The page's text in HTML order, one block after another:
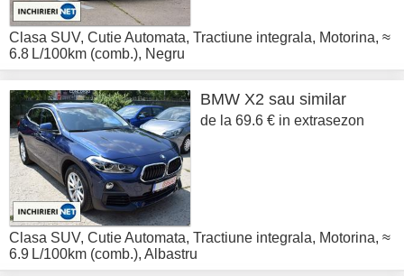
Clasa SUV, Cutie Automata, Tractiune integrala, Motorina, ≈
6.8 L/100km (comb.), Negru
BMW X2 sau similar
de la 69.6 € in extrasezon
Clasa SUV, Cutie Automata, Tractiune integrala, Motorina, ≈
6.9 L/100km (comb.), Albastru